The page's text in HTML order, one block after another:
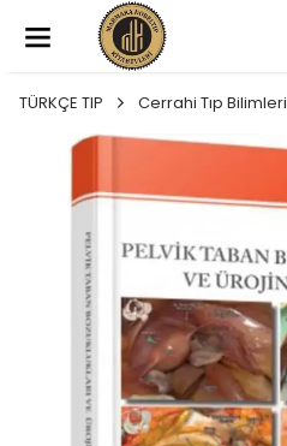
TÜRKÇE TIP Cerrahi Tıp Bilimleri